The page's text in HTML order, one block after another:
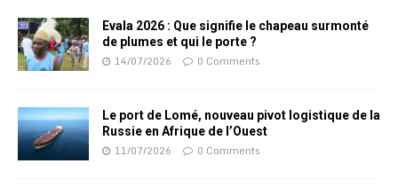
Evala 2026 : Que signifie le chapeau surmonté
de plumes et qui le porte ?
14/07/2026 0 Comments
Le port de Lomé, nouveau pivot logistique de la
Russie en Afrique de l’Ouest
11/07/2026 0 Comments